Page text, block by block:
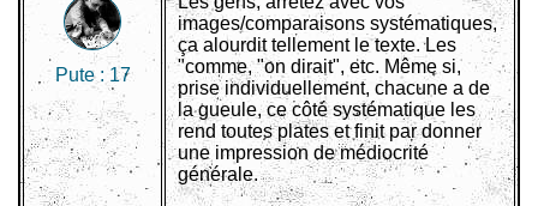
Pute : 17
images/comparaisons systématiques,
ça alourdit tellement le texte. Les
"comme, "on dirait", etc. Même si,
prise individuellement, chacune a de
la gueule, ce côté systématique les
rend toutes plates et finit par donner
une impression de médiocrité
générale.